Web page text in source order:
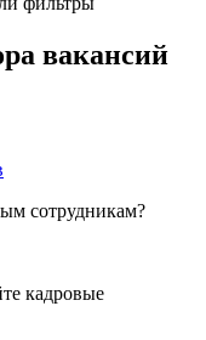
вакансий
сотрудникам?
кадровые